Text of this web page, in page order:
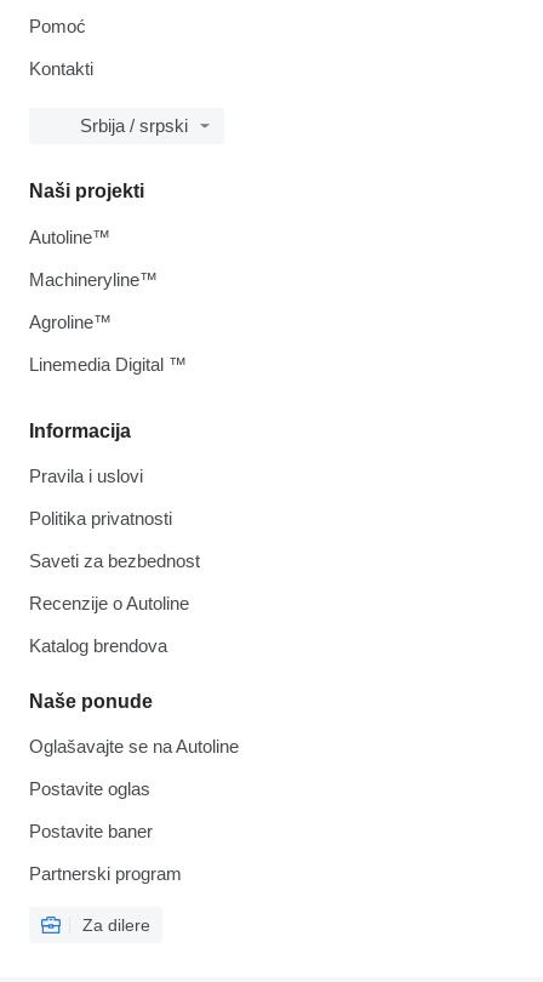
Pomoć
Kontakti
Srbija / srpski
Informacija
Pravila i uslovi
Politika privatnosti
Saveti za bezbednost
Recenzije o Autoline
Katalog brendova
Naše ponude
Oglašavajte se na Autoline
Postavite oglas
Postavite baner
Partnerski program
Za dilere
Naši projekti
Autoline™
Machineryline™
Agroline™
Linemedia Digital ™